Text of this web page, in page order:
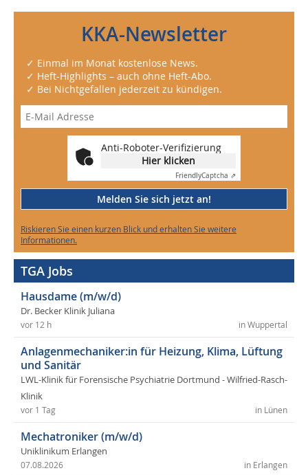
KKA-Newsletter
✓ Einmal im Monat kostenlose News.
✓ Heft-Highlights – auch ohne Heft-Abo.
✓ Bei Nichtgefallen jederzeit zu kündigen.
Anti-Roboter-Verifizierung
Hier klicken
FriendlyCaptcha ⇗
Melden Sie sich jetzt an!
Riskieren Sie einen kurzen Blick und erhalten Sie weitere
Informationen.
TGA Jobs
Hausdame (m/w/d)
Dr. Becker Klinik Juliana
in Wuppertal
vor 12 h
Anlagenmechaniker:in für Heizung, Klima, Lüftung
und Sanitär
LWL-Klinik für Forensische Psychiatrie Dortmund - Wilfried-Rasch-
Klinik
in Lünen
vor 1 Tag
Mechatroniker (m/w/d)
Uniklinikum Erlangen
in Erlangen
07.08.2026